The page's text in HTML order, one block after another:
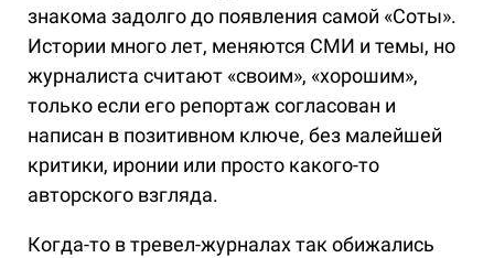
знакома задолго до появления самой «Соты».
Истории много лет, меняются СМИ и темы, но
журналиста считают «своим», «хорошим»,
только если его репортаж согласован и
написан в позитивном ключе, без малейшей
критики, иронии или просто какого-то
авторского взгляда.
Когда-то в тревел-журналах так обижались